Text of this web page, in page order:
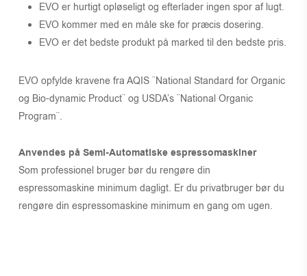
EVO er hurtigt opløseligt og efterlader ingen spor af lugt.
EVO kommer med en måle ske for præcis dosering.
EVO er det bedste produkt på marked til den bedste pris.
EVO opfylde kravene fra AQIS ¨National Standard for Organic
og Bio-dynamic Product¨ og USDA’s ¨National Organic
Program¨.
Anvendes på Semi-Automatiske espressomaskiner
Som professionel bruger bør du rengøre din
espressomaskine minimum dagligt. Er du privatbruger bør du
rengøre din espressomaskine minimum en gang om ugen.